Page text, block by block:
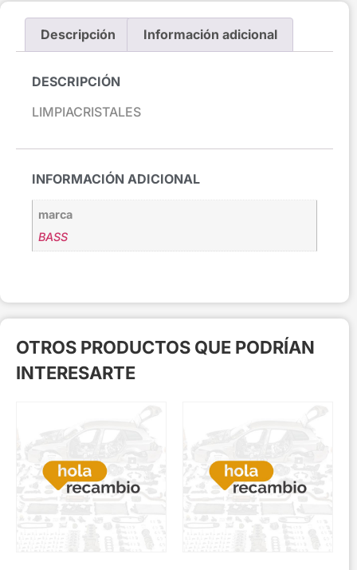
Descripción Información adicional
DESCRIPCIÓN
LIMPIACRISTALES
INFORMACIÓN ADICIONAL
marca
BASS
OTROS PRODUCTOS QUE PODRÍAN
INTERESARTE